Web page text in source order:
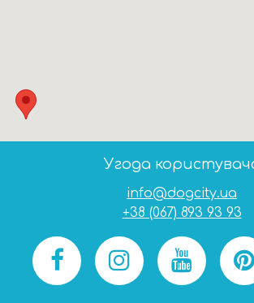
Угода
info@dogcity.ua
+38 (067) 893 93 93